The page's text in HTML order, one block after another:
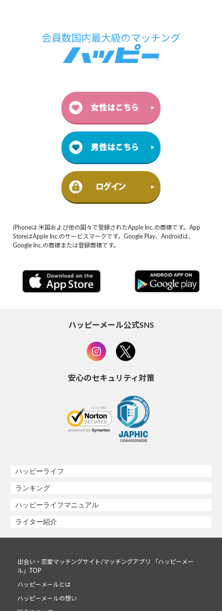
iPhoneは 米国および他の国々で登録されたApple Inc.の商標です。App
StoreはApple Inc.のサービスマークです。Google Play、Androidは、
Google Inc.の商標または登録商標です。
ハッピーメール公式SNS
安心のセキュリティ対策
ハッピーライフ
ランキング
ハッピーライフマニュアル
ライター紹介
出会い・恋愛マッチングサイト/マッチングアプリ 「ハッピーメー
ル」TOP
ハッピーメールとは
ハッピーメールの想い